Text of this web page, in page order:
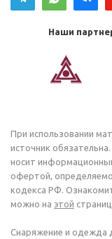
Наши
При использовании
источник
носит
офертой,
кодекса РФ.
можно на этой
Снаряжение и одежда